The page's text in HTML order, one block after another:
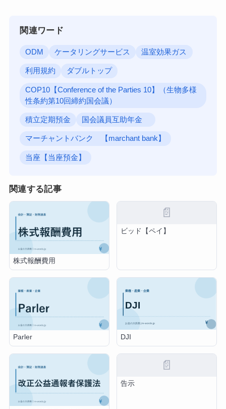
関連ワード
ODM ケータリングサービス 温室効果ガス
利用規約 ダブルトップ
COP10【Conference of the Parties 10】（生物多様
性条約第10回締約国会議）
積立定期預金 国会議員互助年金
マーチャントバンク 【marchant bank】
当座【当座預金】
関連する記事
株式報酬費用
📄
ビッド【ペイ】
Parler DJI
📄
告示